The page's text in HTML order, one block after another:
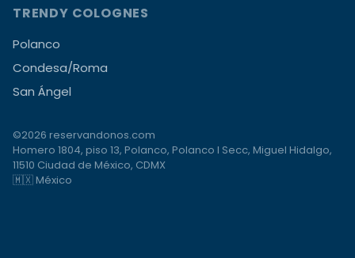
TRENDY COLOGNES
Polanco
Condesa/Roma
San Ángel
©2026 reservandonos.com
Homero 1804, piso 13, Polanco, Polanco I Secc, Miguel Hidalgo,
11510 Ciudad de México, CDMX
🇲🇽 México